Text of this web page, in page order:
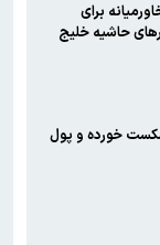
برای
حاشیه خلیج
امام جمعه شیراز: آمریکا شکست خورده و پول